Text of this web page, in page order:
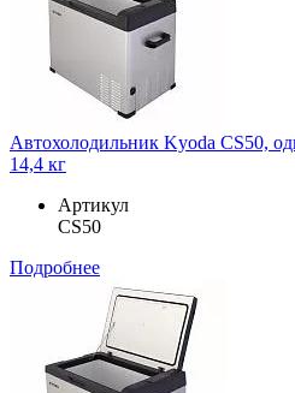
Автохолодильник Kyoda CS50,
14,4 кг
Артикул
CS50
Подробнее